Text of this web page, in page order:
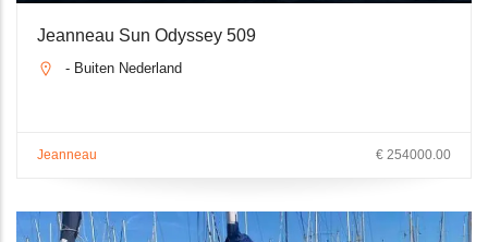
Jeanneau Sun Odyssey 509
- Buiten Nederland
Jeanneau € 254000.00